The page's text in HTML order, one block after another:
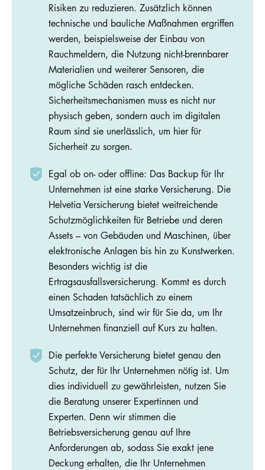
Risiken zu reduzieren. Zusätzlich können
technische und bauliche Maßnahmen ergriffen
werden, beispielsweise der Einbau von
Rauchmeldern, die Nutzung nicht-brennbarer
Materialien und weiterer Sensoren, die
mögliche Schäden rasch entdecken.
Sicherheitsmechanismen muss es nicht nur
physisch geben, sondern auch im digitalen
Raum sind sie unerlässlich, um hier für
Sicherheit zu sorgen.
Egal ob on- oder offline: Das Backup für Ihr
Unternehmen ist eine starke Versicherung. Die
Helvetia Versicherung bietet weitreichende
Schutzmöglichkeiten für Betriebe und deren
Assets – von Gebäuden und Maschinen, über
elektronische Anlagen bis hin zu Kunstwerken.
Besonders wichtig ist die
Ertragsausfallsversicherung. Kommt es durch
einen Schaden tatsächlich zu einem
Umsatzeinbruch, sind wir für Sie da, um Ihr
Unternehmen finanziell auf Kurs zu halten.
Die perfekte Versicherung bietet genau den
Schutz, der für Ihr Unternehmen nötig ist. Um
dies individuell zu gewährleisten, nutzen Sie
die Beratung unserer Expertinnen und
Experten. Denn wir stimmen die
Betriebsversicherung genau auf Ihre
Anforderungen ab, sodass Sie exakt jene
Deckung erhalten, die Ihr Unternehmen